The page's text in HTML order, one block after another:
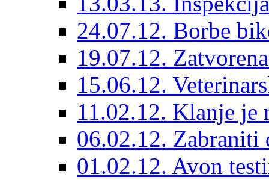
24.07.12. Borbe
19.07.12.
15.06.12.
11.02.12. Klanje je
06.02.12. Zabraniti
01.02.12. Avon